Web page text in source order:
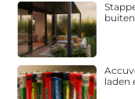
laden